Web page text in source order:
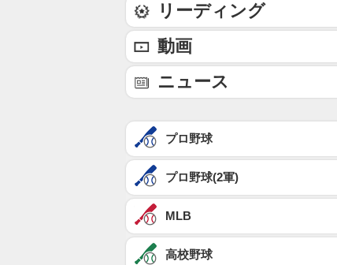
リーディング
動画
ニュース
プロ野球
プロ野球(2軍)
MLB
高校野球